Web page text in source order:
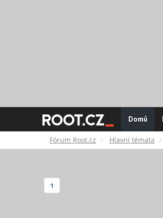
Fórum
Root.cz
Domů
Fórum Root.cz Hlavní témata
1